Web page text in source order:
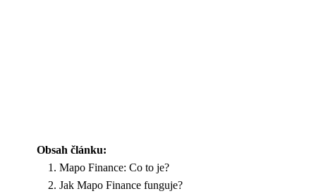
Obsah článku:
Mapo Finance: Co to je?
Jak Mapo Finance funguje?